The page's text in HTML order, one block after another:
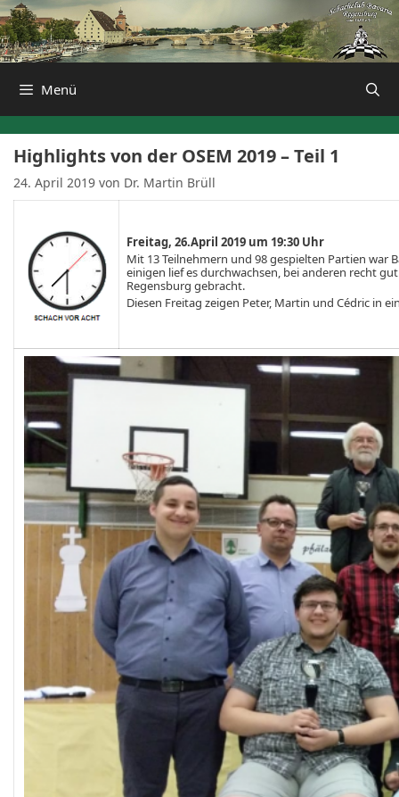
Zum
Inhalt
springen
Menü
Highlights von der OSEM 2019 – Teil 1
24. April 2019 von Dr. Martin Brüll
Freitag, 26.April 2019 um 19:30 Uhr
Mit 13 Teilnehmern und 98 gespielten Partien war
einigen lief es durchwachsen, bei anderen recht
Regensburg gebracht.
Diesen Freitag zeigen Peter, Martin und Cédric in